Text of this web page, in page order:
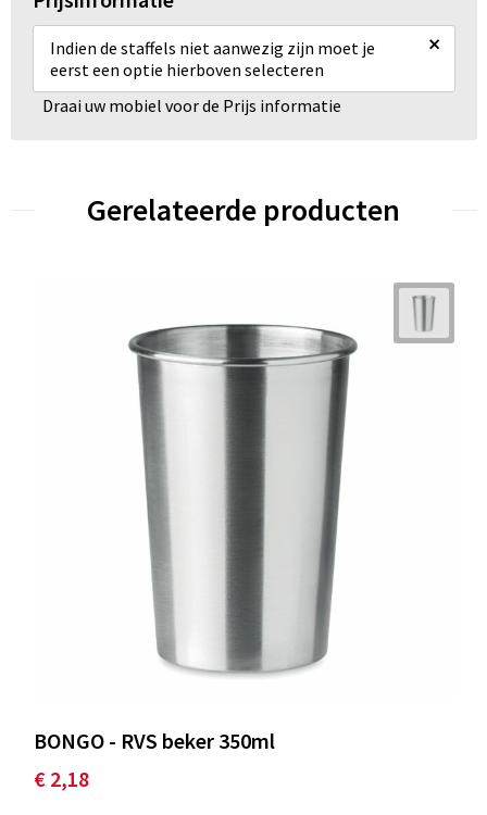
Indien de staffels niet aanwezig zijn moet je
eerst een optie hierboven selecteren
×
Draai uw mobiel voor de Prijs informatie
Gerelateerde producten
BONGO - RVS beker 350ml
€ 2,18